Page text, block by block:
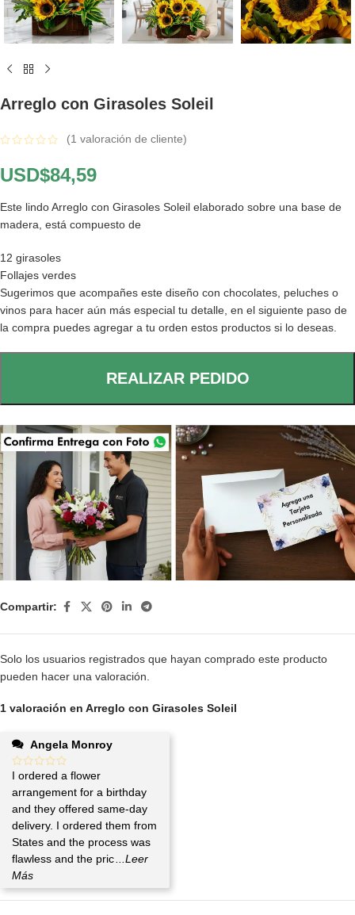
Arreglo con Girasoles Soleil
(1 valoración de cliente)
USD$84,59
Este lindo Arreglo con Girasoles Soleil elaborado sobre una base de
madera, está compuesto de
12 girasoles
Follajes verdes
Sugerimos que acompañes este diseño con chocolates, peluches o
vinos para hacer aún más especial tu detalle, en el siguiente paso de
la compra puedes agregar a tu orden estos productos si lo deseas.
REALIZAR PEDIDO
Compartir:
1 valoración en Arreglo con Girasoles Soleil
Angela Monroy
I ordered a flower
arrangement for a birthday
and they offered same-day
delivery. I ordered them from
States and the process was
flawless and the pric
...Leer
Más
Solo los usuarios registrados que hayan comprado este producto
pueden hacer una valoración.